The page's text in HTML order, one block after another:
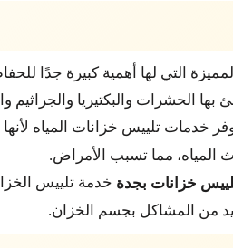
التي لها أهمية كبيرة جدًا
بها الحشرات والبكتيريا
خدمات تلييس خزانات المياه
المياه، مما تسبب الأمراض.
خزانات بجدة خدمة تلييس
من المشاكل بجسم الخزان.